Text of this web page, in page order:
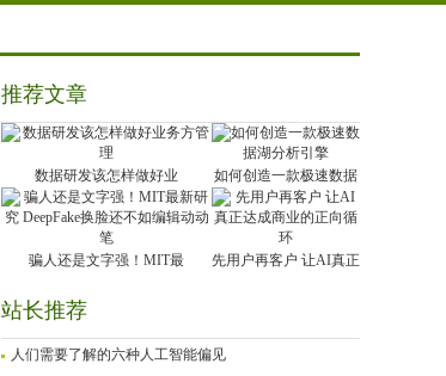
推荐文章
数据研发该怎样做好业 如何创造一款极速数据
骗人还是文字强！MIT最 先用户再客户 让AI真正
站长推荐
人们需要了解的六种人工智能偏见